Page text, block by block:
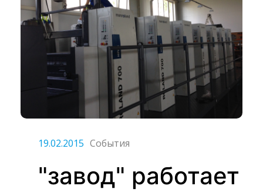
19.02.2015 События
"завод" работает